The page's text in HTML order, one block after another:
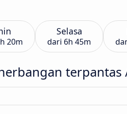
20m
Selasa
dari 6h 45m
terpantas